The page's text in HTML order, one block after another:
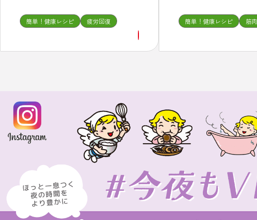
簡単！健康レシピ 疲労回復 簡単！健康レシピ 筋肉